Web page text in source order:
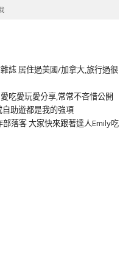
誌 居住過美國/加拿大,旅行過很
吃愛玩愛分享,常常不吝惜公開
助遊都是我的強項
落客 大家快來跟著達人Emily吃